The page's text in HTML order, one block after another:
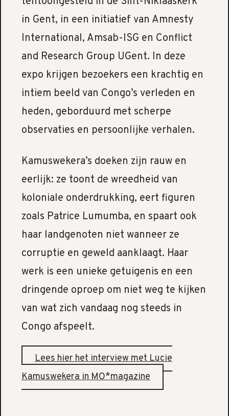
in Gent, in een initiatief van Amnesty
International, Amsab-ISG en Conflict
and Research Group UGent. In deze
expo krijgen bezoekers een krachtig en
intiem beeld van Congo’s verleden en
heden, geborduurd met scherpe
observaties en persoonlijke verhalen.
Kamuswekera’s doeken zijn rauw en
eerlijk: ze toont de wreedheid van
koloniale onderdrukking, eert figuren
zoals Patrice Lumumba, en spaart ook
haar landgenoten niet wanneer ze
corruptie en geweld aanklaagt. Haar
werk is een unieke getuigenis en een
dringende oproep om niet weg te kijken
van wat zich vandaag nog steeds in
Congo afspeelt.
Lees hier het interview met Lucie
Kamuswekera in MO*magazine